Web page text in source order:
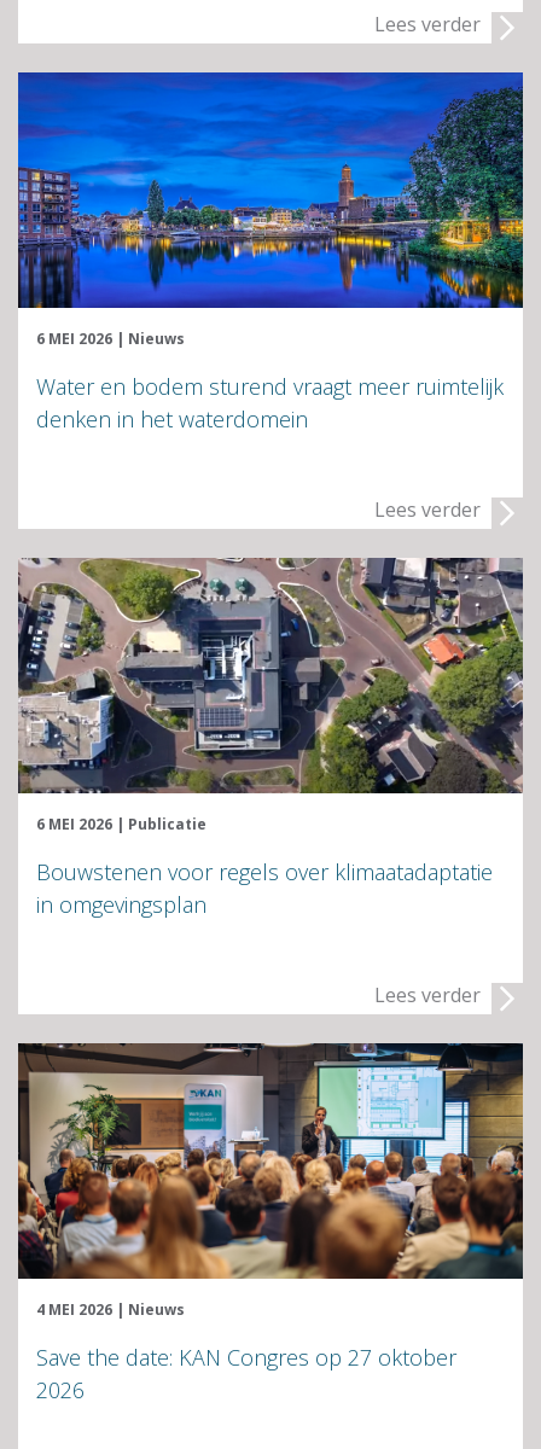
Lees verder
6 MEI 2026 | Nieuws
Water en bodem sturend vraagt meer ruimtelijk
denken in het waterdomein
Lees verder
6 MEI 2026 | Publicatie
Bouwstenen voor regels over klimaatadaptatie
in omgevingsplan
Lees verder
4 MEI 2026 | Nieuws
Save the date: KAN Congres op 27 oktober
2026